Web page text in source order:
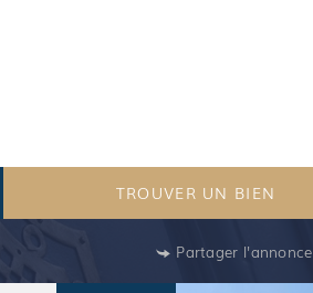
TROUVER UN BIEN
Partager l'annonce